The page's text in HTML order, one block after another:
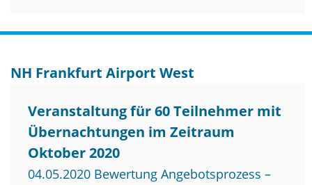
NH Frankfurt Airport West
Veranstaltung für 60 Teilnehmer mit
Übernachtungen im Zeitraum
Oktober 2020
04.05.2020 Bewertung Angebotsprozess –